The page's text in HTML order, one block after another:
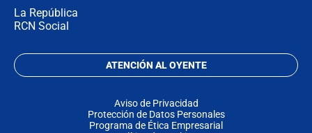
La República
RCN Social
ATENCIÓN AL OYENTE
Aviso de Privacidad
Protección de Datos Personales
Programa de Ética Empresarial